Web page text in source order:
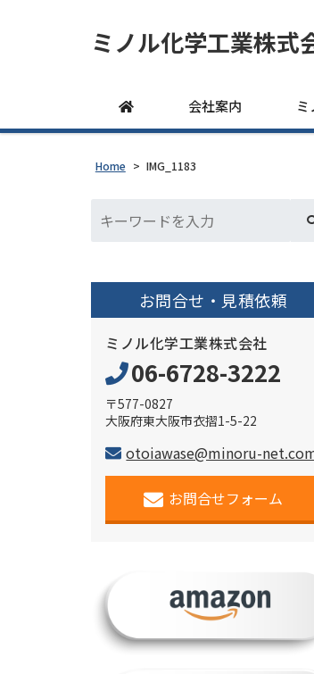
ミノル化学工業株式
会社案内
Home > IMG_1183
お問合せ・見積依頼
ミノル化学工業株式会社
06-6728-3222
〒577-0827
大阪府東大阪市衣摺1-5-22
otoiawase@minoru-
お問合せフォーム